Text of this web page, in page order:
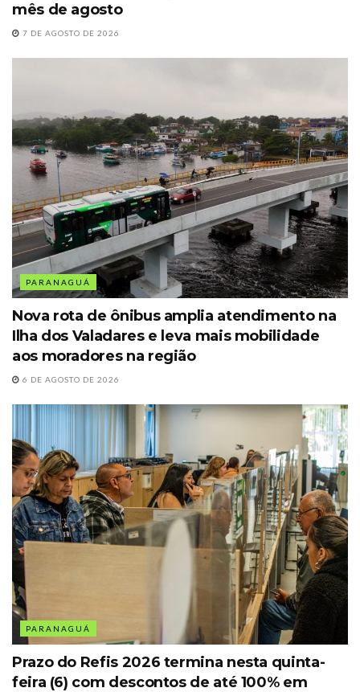
mês de agosto
7 DE AGOSTO DE 2026
PARANAGUÁ
Nova rota de ônibus amplia atendimento na
Ilha dos Valadares e leva mais mobilidade
aos moradores na região
6 DE AGOSTO DE 2026
PARANAGUÁ
Prazo do Refis 2026 termina nesta quinta-
feira (6) com descontos de até 100% em